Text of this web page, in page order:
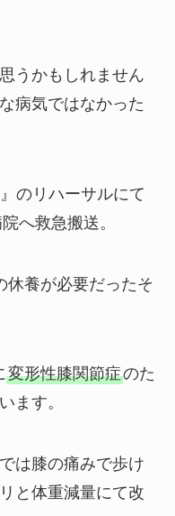
うかもしれません
病気ではなかった
のリハーサルにて
へ救急搬送。
休養が必要だったそ
変形性膝関節症のた
ます。
は膝の痛みで歩け
と体重減量にて改